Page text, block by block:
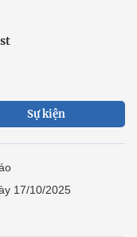
Sự kiện
17/10/2025